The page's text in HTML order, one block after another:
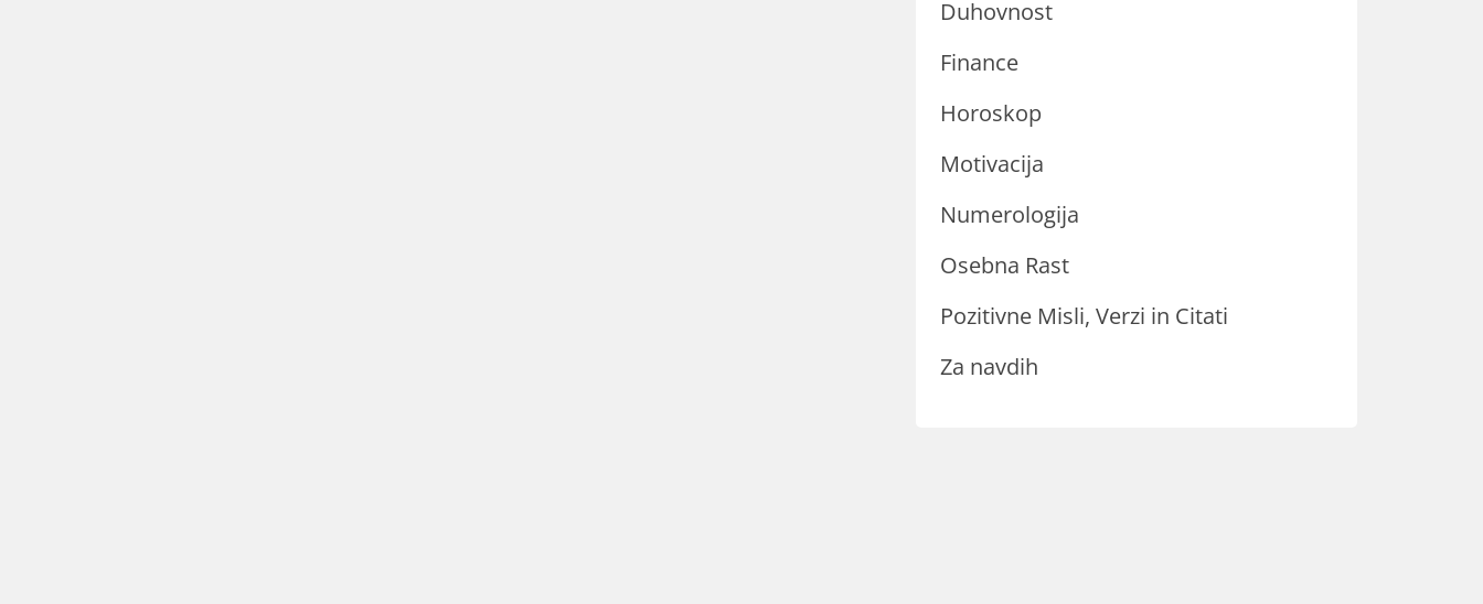
Duhovnost
Finance
Horoskop
Motivacija
Numerologija
Osebna Rast
Pozitivne Misli, Verzi in Citati
Za navdih